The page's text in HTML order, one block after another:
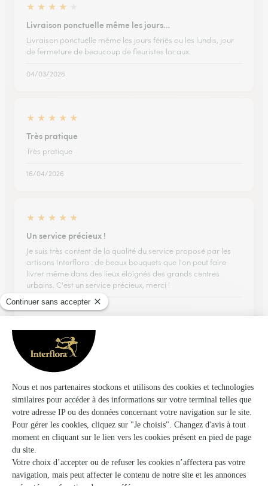
★ ★ ★ ★
Livraison ponctuelle même les jours…
Livraison ponctuelle même les jours fériés ou les lundis, jour
de fermeture de beaucoup de fleuristes locaux.
04/03/2026
★ ★ ★ ★ ★
Très pratique
Très pratique
16/04/2026
★ ★ ★ ★ ★
Un service précieux !
Je suis très content de la qualité du service proposé par les
artisans Interflora : de beaux bouquets que l'on peut faire
livrer même dans des lieux éloignés des grands centres
urbains. C'est un service précieux, merci !
28/07/2026
Trustpilot Échantillon d'avis clients fourni via Trustpilot.
les avis de la marque Interflora sur Trustpilot
Livraison de fleurs à Laferté-sur-Aube et
autour : les villes proches couvertes par le
réseau Interflora